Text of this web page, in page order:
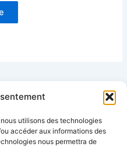
utilisons des technologies
accéder aux informations des
nous permettra de